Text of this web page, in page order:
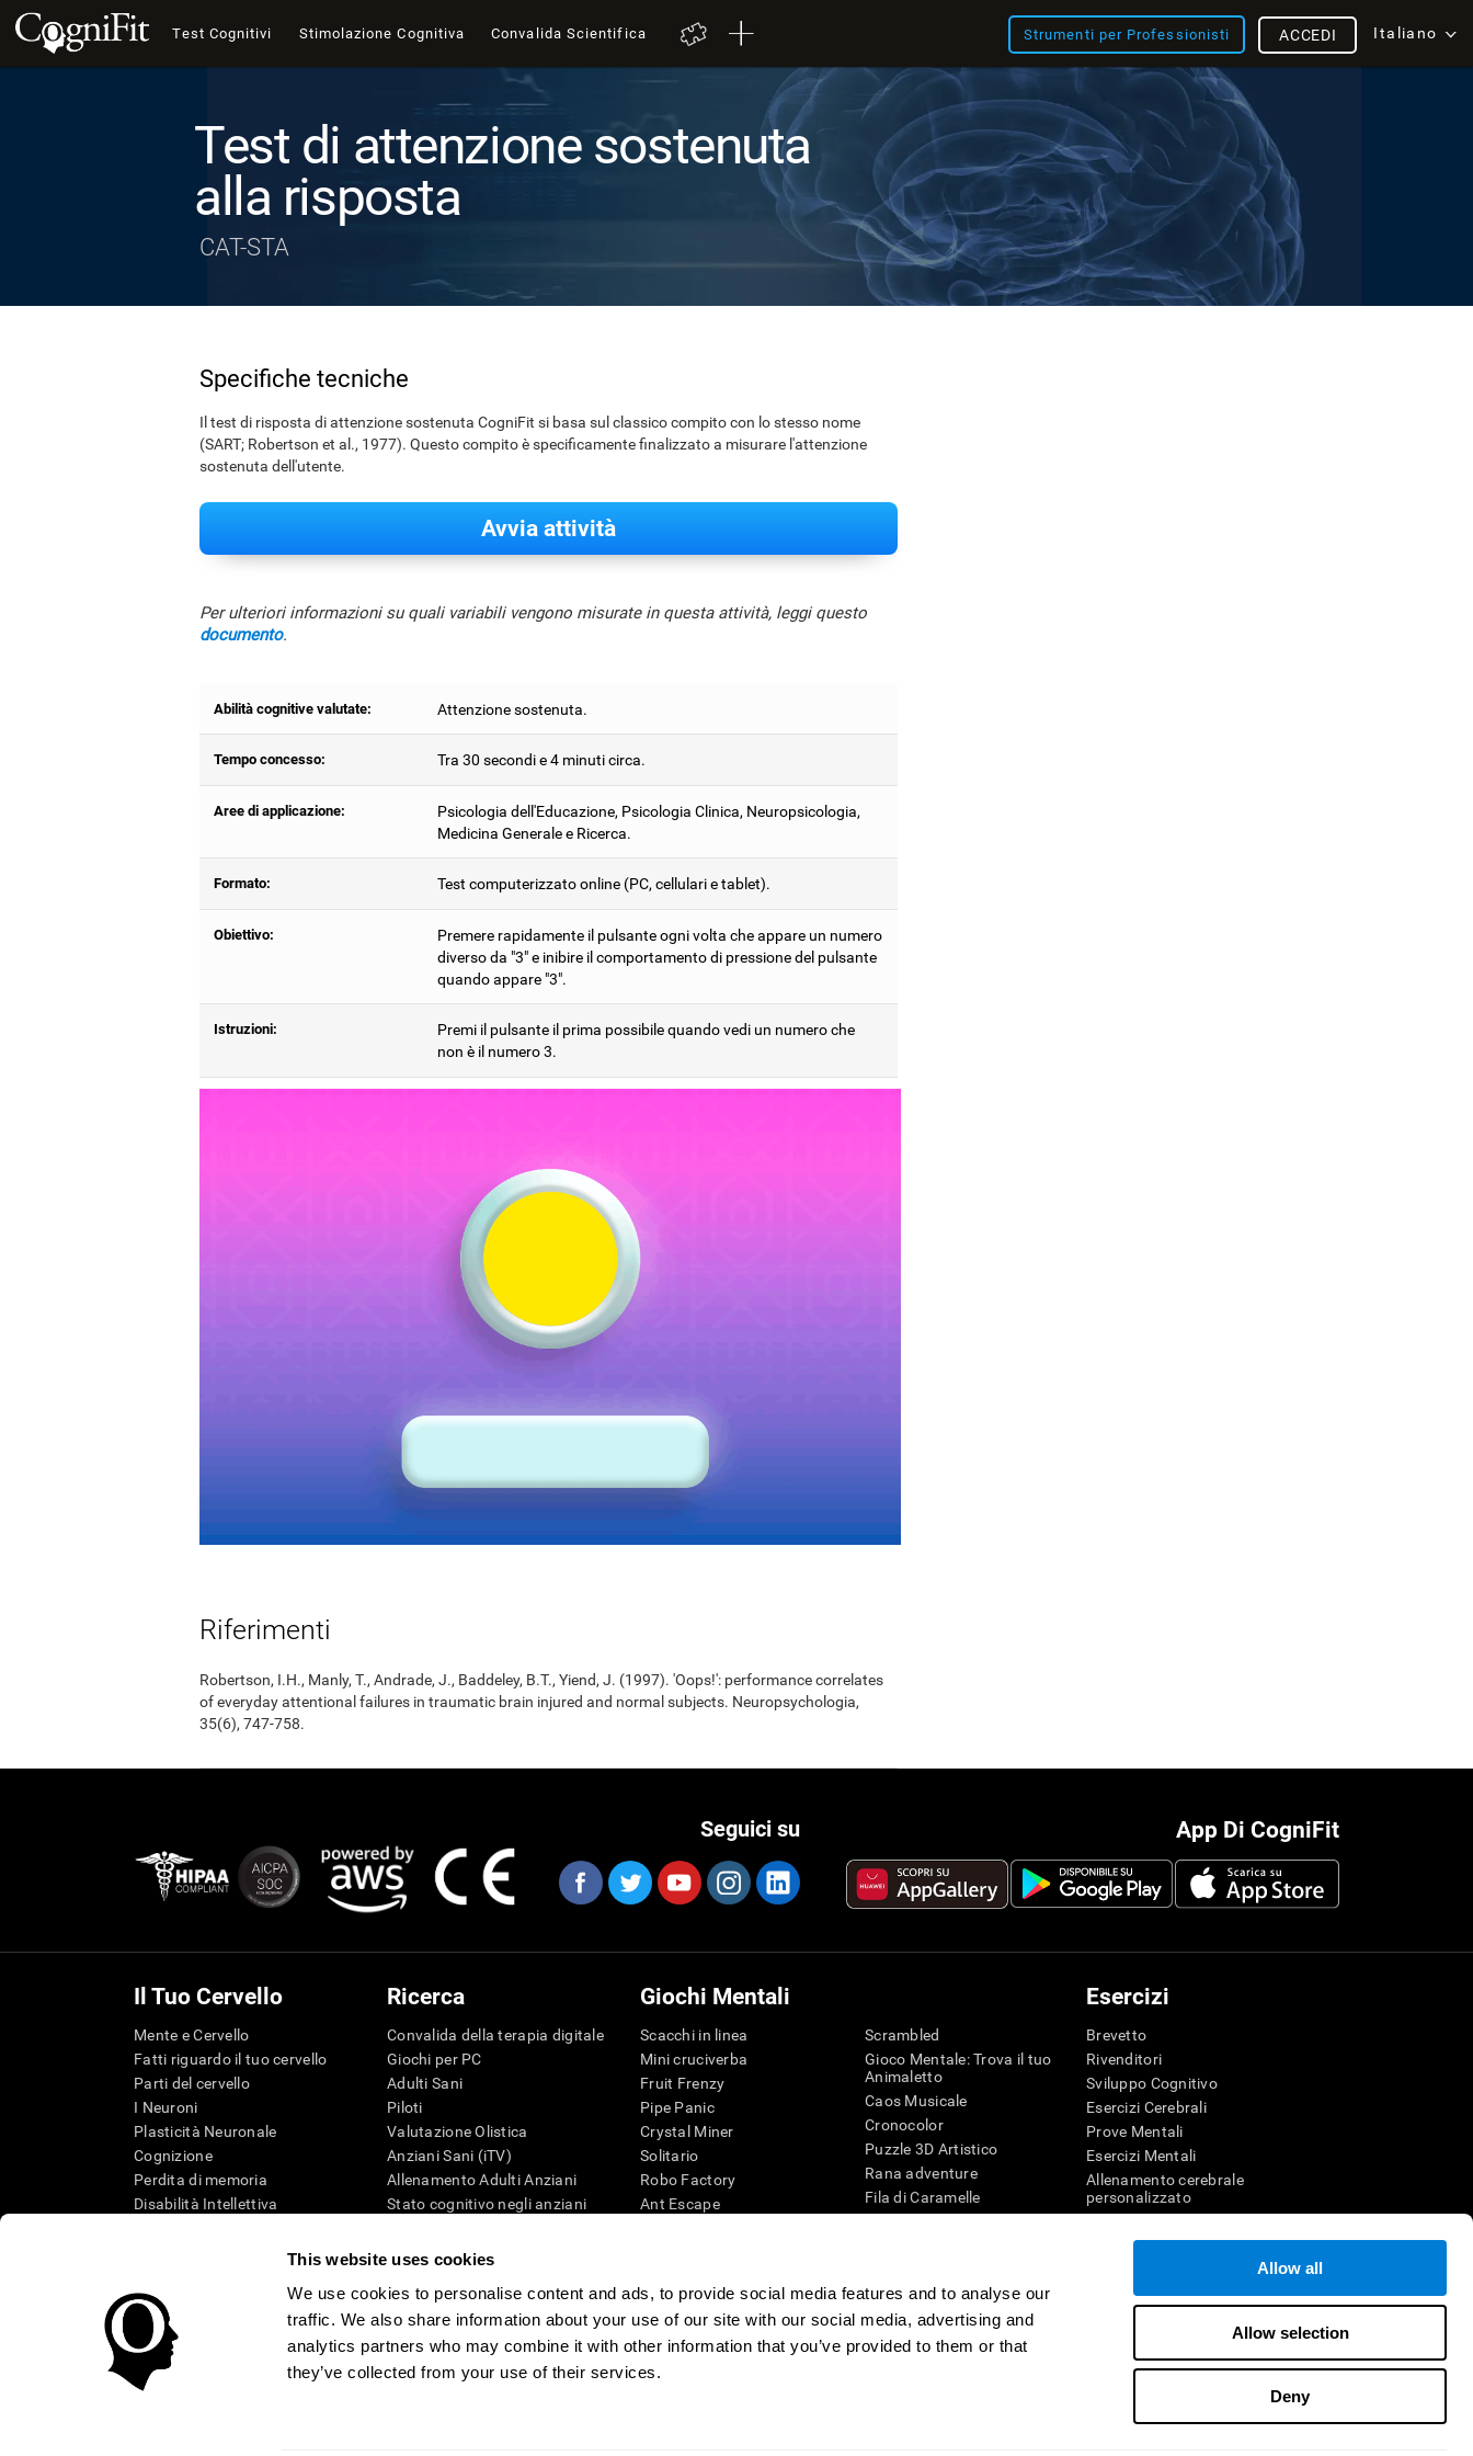
This website uses cookies
We use cookies to personalise content and ads, to provide social media features and to analyse our
traffic. We also share information about your use of our site with our social media, advertising and
analytics partners who may combine it with other information that you’ve provided to them or that
they’ve collected from your use of their services.
Allow all
Allow selection
Deny
Test Cognitivi Stimolazione Cognitiva Convalida Scientifica Strumenti per Professionisti Italiano
ACCEDI
Test di attenzione sostenuta
alla risposta
CAT-STA
Specifiche tecniche
Il test di risposta di attenzione sostenuta CogniFit si basa sul classico compito con lo stesso nome
(SART; Robertson et al., 1977). Questo compito è specificamente finalizzato a misurare l'attenzione
sostenuta dell'utente.
Avvia attività
Per ulteriori informazioni su quali variabili vengono misurate in questa attività, leggi questo
documento.
Abilità cognitive valutate: Attenzione sostenuta.
Tempo concesso: Tra 30 secondi e 4 minuti circa.
Aree di applicazione:
Psicologia dell'Educazione, Psicologia Clinica, Neuropsicologia,
Medicina Generale e Ricerca.
Formato: Test computerizzato online (PC, cellulari e tablet).
Obiettivo:
Premere rapidamente il pulsante ogni volta che appare un numero
diverso da "3" e inibire il comportamento di pressione del pulsante
quando appare "3".
Istruzioni:
Premi il pulsante il prima possibile quando vedi un numero che
non è il numero 3.
Riferimenti
Robertson, I.H., Manly, T., Andrade, J., Baddeley, B.T., Yiend, J. (1997). 'Oops!': performance correlates
of everyday attentional failures in traumatic brain injured and normal subjects. Neuropsychologia,
35(6), 747-758.
App Di CogniFit
Seguici su
Il Tuo Cervello
Mente e Cervello
Fatti riguardo il tuo cervello
Parti del cervello
I Neuroni
Plasticità Neuronale
Cognizione
Perdita di memoria
Disabilità Intellettiva
Ricerca
Convalida della terapia digitale
Giochi per PC
Adulti Sani
Piloti
Valutazione Olistica
Anziani Sani (iTV)
Allenamento Adulti Anziani
Stato cognitivo negli anziani
Tassonomia SG4D
Giochi Mentali
Scacchi in linea
Mini cruciverba
Fruit Frenzy
Pipe Panic
Crystal Miner
Solitario
Robo Factory
Ant Escape
Caos Matematico
Gara di Biglie
Tennis Melodico
Scrambled
Gioco Mentale: Trova il tuo
Animaletto
Caos Musicale
Cronocolor
Puzzle 3D Artistico
Rana adventure
Fila di Caramelle
Giochi di intelligenza
Giochi Online per la memoria
Giochi Mentali
Esercizi
Brevetto
Rivenditori
Sviluppo Cognitivo
Esercizi Cerebrali
Prove Mentali
Esercizi Mentali
Allenamento cerebrale
personalizzato
Divertenti giochi di matematica
Comprensione della lettura
Bambini dotati
Dichiarazione di accessibilità